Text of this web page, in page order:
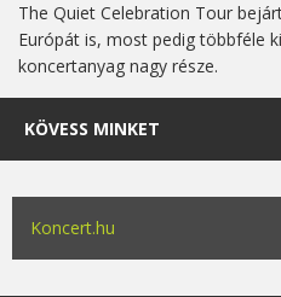
The Quiet Celebration Tour
Európát is, most pedig többféle
koncertanyag nagy része.
KÖVESS MINKET
Koncert.hu